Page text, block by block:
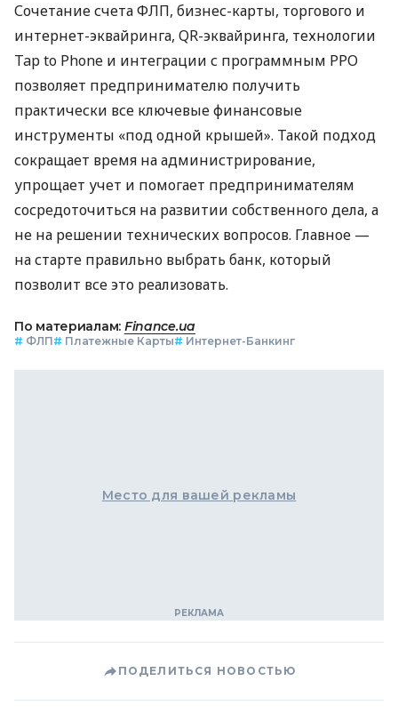
Сочетание счета ФЛП, бизнес-карты, торгового и
интернет-эквайринга, QR-эквайринга, технологии
Tap to Phone и интеграции с программным РРО
позволяет предпринимателю получить
практически все ключевые финансовые
инструменты «под одной крышей». Такой подход
сокращает время на администрирование,
упрощает учет и помогает предпринимателям
сосредоточиться на развитии собственного дела, а
не на решении технических вопросов. Главное —
на старте правильно выбрать банк, который
позволит все это реализовать.
По материалам: Finance.ua
# ФЛП# Платежные Карты# Интернет-Банкинг
Место для вашей рекламы
ПОДЕЛИТЬСЯ НОВОСТЬЮ